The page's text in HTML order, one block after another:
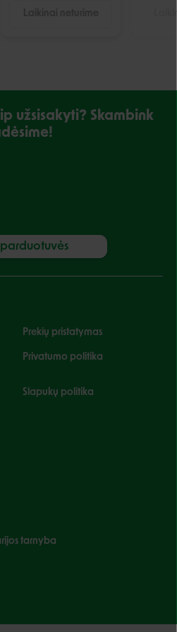
užsisakyti? Skambink
parduotuvės
Prekių pristatymas
Privatumo politika
Slapukų politika
tarnyba